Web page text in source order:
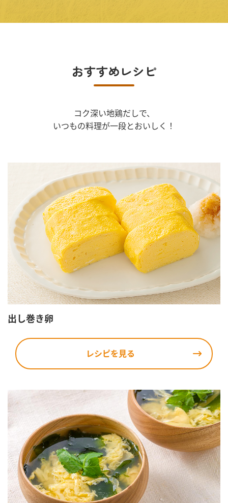
おすすめレシピ
コク深い地鶏だしで、
いつもの料理が一段とおいしく！
出し巻き卵
レシピを見る